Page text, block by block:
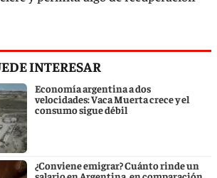
INTERESAR
Economía argentina a dos
velocidades: Vaca Muerta crece y el
consumo sigue débil
¿Conviene emigrar? Cuánto rinde un